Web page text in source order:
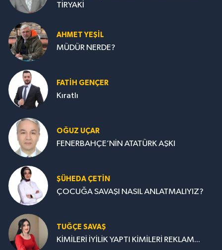
TİRYAKİ
AHMET YEŞİL
MÜDÜR NERDE?
FATIH GENÇER
Kıratlı
OĞUZ UÇAR
FENERBAHÇE’NİN ATATÜRK AŞKI
ŞÜHEDA ÇETİN
ÇOCUĞA SAVAŞI NASIL ANLATMALIYIZ?
TUĞÇE SAVAŞ
KİMİLERİ İYİLİK YAPTI KİMİLERİ REKLAM...